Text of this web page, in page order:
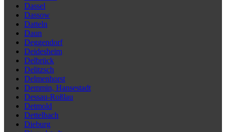
Dassel
Dassow
Datteln
Daun
Deggendorf
Deidesheim
Delbrück
Delitzsch
Delmenhorst
Demmin, Hansestadt
Dessau-Roßlau
Detmold
Dettelbach
Dieburg